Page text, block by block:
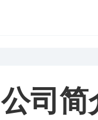
公司简